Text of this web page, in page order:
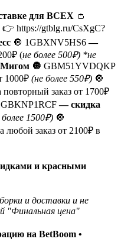
для ВСЕХ 👛
👉 https://gtblg.ru/CsXgC?
🔘 1GBXNV5HS6—
(не более 500₽) *не
🔘 GBM51YVDQKP
1000₽ (не более 550₽) 🔘
повторный заказ от 1700₽
— скидка
более 1500₽) 🔘
любой заказ от 2100₽ в
и красными
и доставки и не
"Финальная цена"
на BetBoom •